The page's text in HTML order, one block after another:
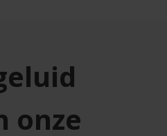
onze